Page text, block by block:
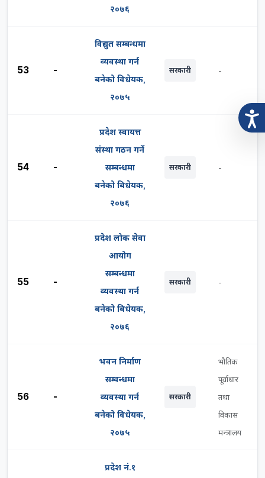
२०७६
53 -
विद्युत सम्बन्धमा
व्यवस्था गर्न
बनेको विधेयक,
२०७५
सरकारी -
54 -
प्रदेश स्वायत्त
संस्था गठन गर्ने
सम्बन्धमा
बनेको बिधेयक,
२०७६
सरकारी -
55 -
प्रदेश लोक सेवा
आयोग
सम्बन्धमा
व्यवस्था गर्न
बनेको बिधेयक,
२०७६
सरकारी -
56 -
भवन निर्माण
सम्वन्धमा
व्यवस्था गर्न
बनेको विधेयक,
२०७५
सरकारी
भौतिक
पूर्वाधार
तथा
विकास
मन्त्रालय
प्रदेश नं.१